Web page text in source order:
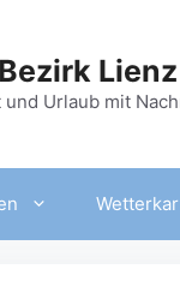
Lienz
Urlaub mit